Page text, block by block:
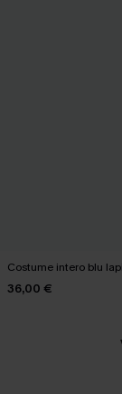
Costume intero blu
36,00 €